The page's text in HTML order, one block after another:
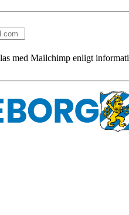
med Mailchimp enligt